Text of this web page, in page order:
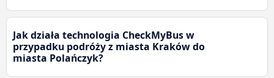
Jak działa technologia CheckMyBus w
przypadku podróży z miasta Kraków do
miasta Polańczyk?